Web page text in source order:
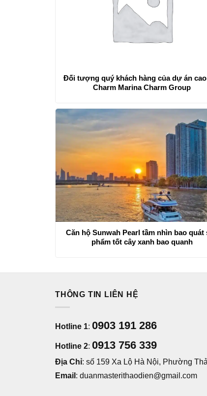
Đối tượng quý khách hàng của dự án
Charm Marina Charm Group
Căn hộ Sunwah Pearl tầm nhìn bao quát
phẩm tốt cây xanh bao quanh
THÔNG TIN LIÊN HỆ
Hotline 1: 0903 191 286
Hotline 2: 0913 756 339
Địa Chỉ: số 159 Xa Lộ Hà Nội, Phường
Email : duanmasterithaodien@gmail.com